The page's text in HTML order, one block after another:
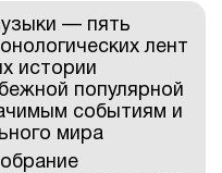
— пять
лент
истории
популярной
событиям и
мира